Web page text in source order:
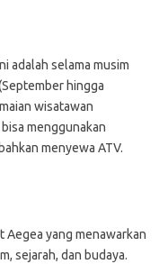
adalah selama musim
hingga
wisatawan
menggunakan
menyewa ATV.
Aegea yang menawarkan
sejarah, dan budaya.